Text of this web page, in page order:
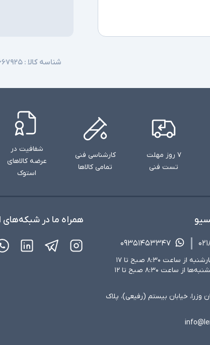
شناسه کالا :
۷ روز مهلت
تست فنی
کارشناسی فنی
تمامی کالاها
شفافیت در
عرضه کالاهای
استوک
۰۹۳۵۱۴۵۳۳۴۷
شنبه تا چهارشنبه از ساعت ۸:۳۰ صبح تا ۱۷
عصر و پنجشنبه‌ها از ساعت ۸:۳۰ صبح تا ۱۲
وزرا، خیابان بیستم (رفیعی)، پلاک
همراه ما در شبکه‌های